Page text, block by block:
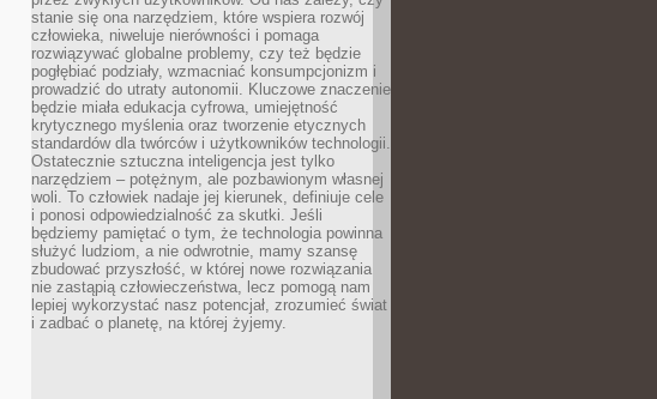
stanie się ona narzędziem, które wspiera rozwój
człowieka, niweluje nierówności i pomaga
rozwiązywać globalne problemy, czy też będzie
pogłębiać podziały, wzmacniać konsumpcjonizm i
prowadzić do utraty autonomii. Kluczowe znaczenie
będzie miała edukacja cyfrowa, umiejętność
krytycznego myślenia oraz tworzenie etycznych
standardów dla twórców i użytkowników technologii.
Ostatecznie sztuczna inteligencja jest tylko
narzędziem – potężnym, ale pozbawionym własnej
woli. To człowiek nadaje jej kierunek, definiuje cele
i ponosi odpowiedzialność za skutki. Jeśli
będziemy pamiętać o tym, że technologia powinna
służyć ludziom, a nie odwrotnie, mamy szansę
zbudować przyszłość, w której nowe rozwiązania
nie zastąpią człowieczeństwa, lecz pomogą nam
lepiej wykorzystać nasz potencjał, zrozumieć świat
i zadbać o planetę, na której żyjemy.